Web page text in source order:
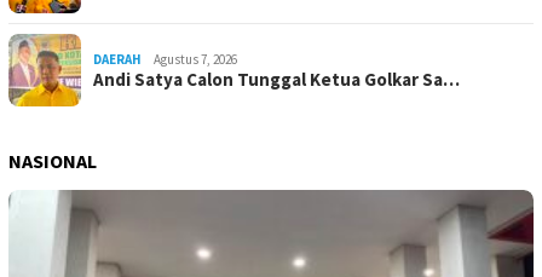
DAERAH Agustus 7, 2026
Andi Satya Calon Tunggal Ketua Golkar Sa…
NASIONAL